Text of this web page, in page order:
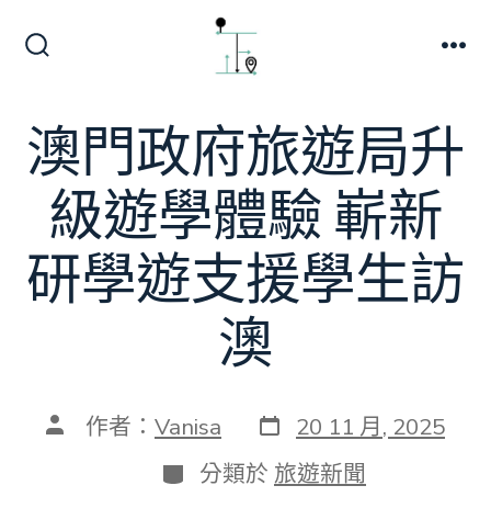
換
開
關
澳門政府旅遊局升
級遊學體驗 嶄新
研學遊支援學生訪
澳
文 作者： Vanisa 發
表
日
期
20 11 月, 2025
分
類
分類於 旅遊新聞